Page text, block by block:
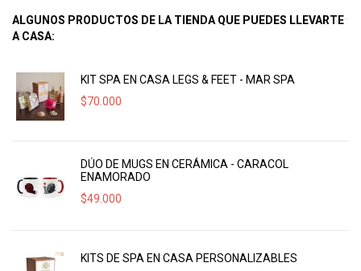
ALGUNOS PRODUCTOS DE LA TIENDA QUE PUEDES LLEVARTE
A CASA:
KIT SPA EN CASA LEGS & FEET - MAR SPA
$70.000
DÚO DE MUGS EN CERÁMICA - CARACOL
ENAMORADO
$49.000
KITS DE SPA EN CASA PERSONALIZABLES